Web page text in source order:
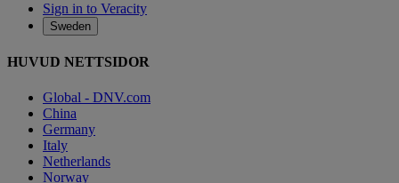
Sign in to Veracity
Sweden
HUVUD NETTSIDOR
Global - DNV.com
China
Germany
Italy
Netherlands
Norway